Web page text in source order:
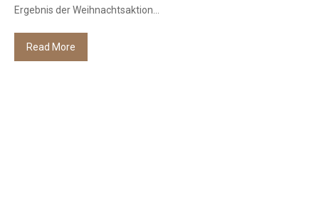
Ergebnis der Weihnachtsaktion...
Read More